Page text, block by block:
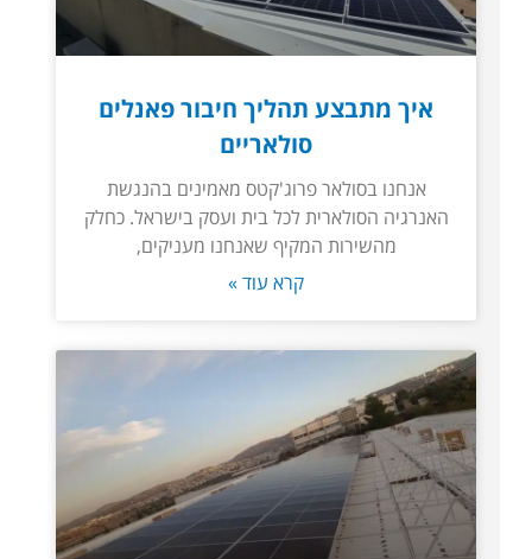
איך מתבצע תהליך חיבור פאנלים
סולאריים
אנחנו בסולאר פרוג'קטס מאמינים בהנגשת
האנרגיה הסולארית לכל בית ועסק בישראל. כחלק
מהשירות המקיף שאנחנו מעניקים,
קרא עוד »